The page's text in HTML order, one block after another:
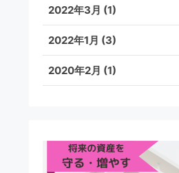
2022年3月 (1)
2022年1月 (3)
2020年2月 (1)